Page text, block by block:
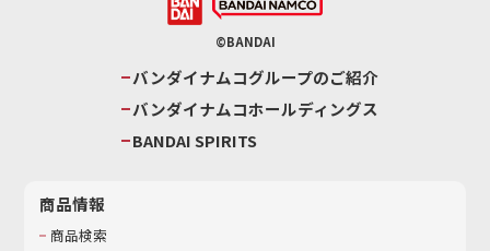
©BANDAI
バンダイナムコグループのご紹介
バンダイナムコホールディングス
BANDAI SPIRITS
商品情報
商品検索